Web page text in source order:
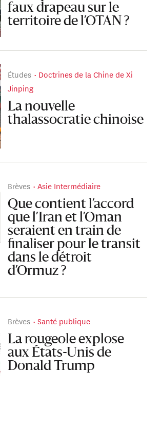
faux drapeau sur le
territoire de l’OTAN ?
Études
Doctrines de la Chine de Xi
Jinping
La nouvelle
thalassocratie chinoise
Brèves Asie Intermédiaire
Que contient l’accord
que l’Iran et l’Oman
seraient en train de
finaliser pour le transit
dans le détroit
d’Ormuz ?
Brèves Santé publique
La rougeole explose
aux États-Unis de
Donald Trump